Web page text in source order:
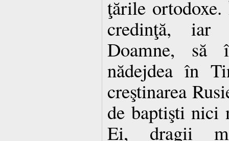
ţările ortodoxe.
credinţă, iar
Doamne, să
nădejdea în
creştinarea
de baptişti nici
Ei, dragii